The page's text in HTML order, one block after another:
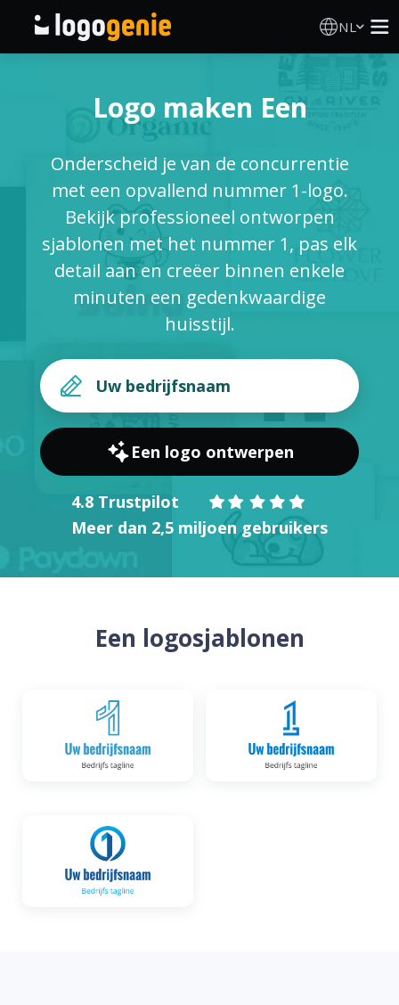
NL
AI logogenerator
Logo-ideeën
Gedrukte producten
Over
INLOGGEN
Logo maken Een
Onderscheid je van de concurrentie
met een opvallend nummer 1-logo.
Bekijk professioneel ontworpen
sjablonen met het nummer 1, pas elk
detail aan en creëer binnen enkele
minuten een gedenkwaardige
huisstijl.
Een logo ontwerpen
4.8 Trustpilot
Meer dan 2,5 miljoen gebruikers
Een logosjablonen